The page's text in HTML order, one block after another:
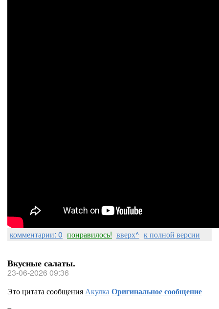
комментарии: 0 понравилось! вверх^ к полной версии
Вкусные салаты.
23-06-2026 09:36
Это цитата сообщенияАкулкаОригинальное сообщение